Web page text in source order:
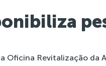
Oficina Revitalização da